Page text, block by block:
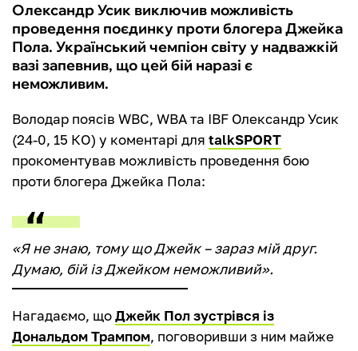
Олександр Усик виключив можливість
проведення поєдинку проти блогера Джейка
Пола. Український чемпіон світу у надважкій
вазі запевнив, що цей бій наразі є
неможливим.
Володар поясів WBC, WBA та IBF Олександр Усик
(24-0, 15 КО) у коментарі для talkSPORT
прокоментував можливість проведення бою
проти блогера Джейка Пола:
«Я не знаю, тому що Джейк – зараз мій друг.
Думаю, бій із Джейком неможливий».
Нагадаємо, щоДжейк Пол зустрівся із
Дональдом Трампом, поговоривши з ним майже